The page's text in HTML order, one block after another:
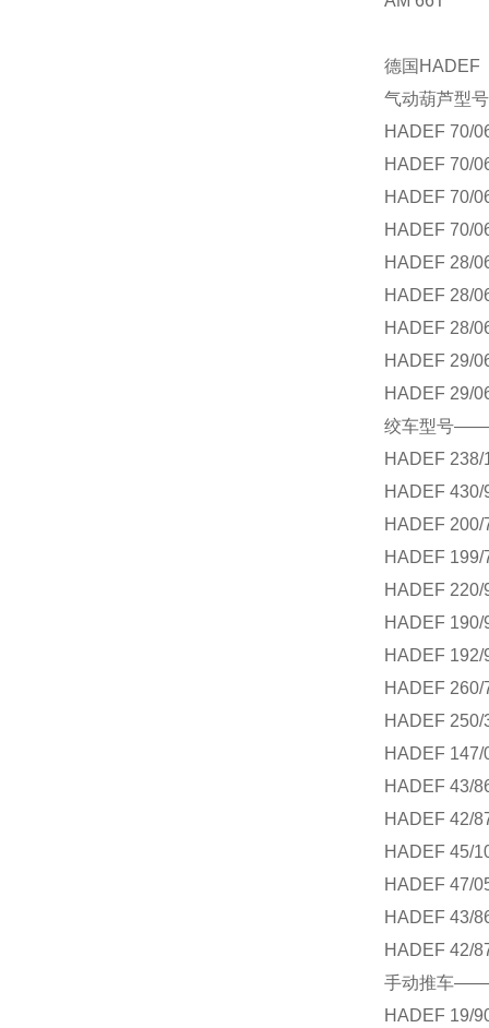
德国 HADEF
气动葫芦型
HADEF 70/
HADEF 70/
HADEF 70/
HADEF 70/
HADEF 28/
HADEF 28/
HADEF 28/
HADEF 29/
HADEF 29/
绞车型号——
HADEF 238/
HADEF 430/
HADEF 200/
HADEF 199/
HADEF 220/
HADEF 190/
HADEF 192/
HADEF 260/
HADEF 250/
HADEF 147/
HADEF 43/
HADEF 42/
HADEF 45/
HADEF 47/
HADEF 43/
HADEF 42/
手动推车——
HADEF 19/